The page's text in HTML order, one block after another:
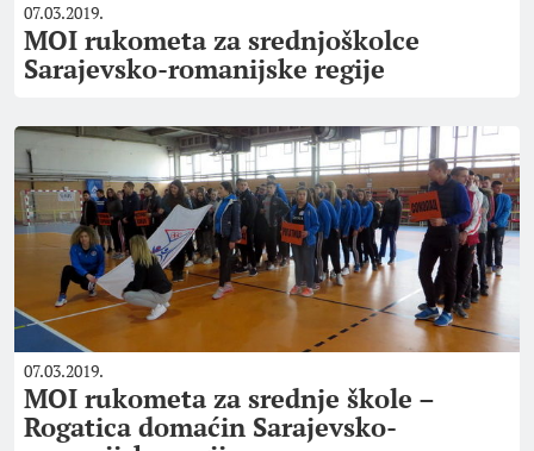
07.03.2019.
MOI rukometa za srednjoškolce
Sarajevsko-romanijske regije
07.03.2019.
MOI rukometa za srednje škole –
Rogatica domaćin Sarajevsko-